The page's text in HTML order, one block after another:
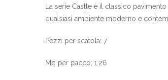
La serie Castle è il classico
qualsiasi ambiente moderno e
Pezzi per scatola: 7
Mq per pacco: 1,26